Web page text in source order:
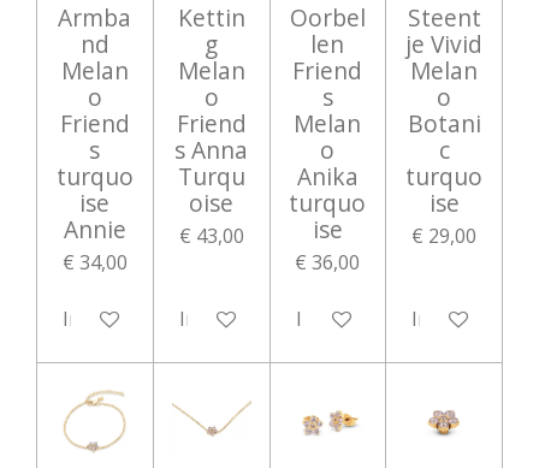
Armba
nd
Melan
o
Friend
s
turquo
ise
Annie
€ 34,00
In winkelwagen
Kettin
g
Melan
o
Friend
s Anna
Turqu
oise
€ 43,00
In winkelwagen
Oorbel
len
Friend
s
Melan
o
Anika
turquo
ise
€ 36,00
In winkelwagen
Steent
je Vivid
Melan
o
Botani
c
turquo
ise
€ 29,00
In